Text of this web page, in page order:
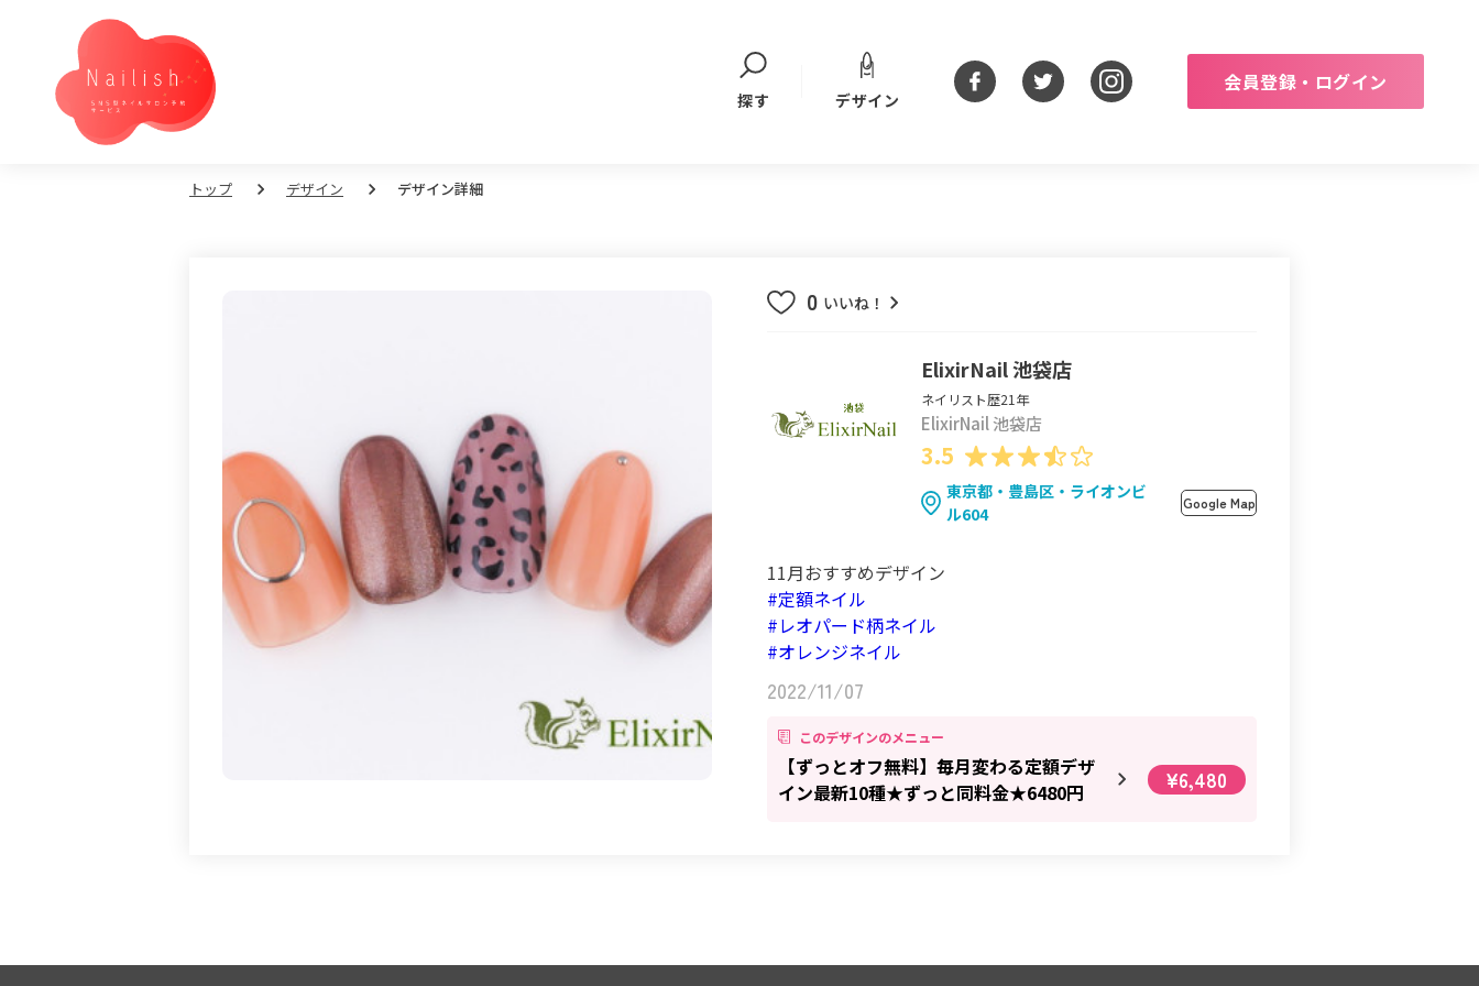
探す デザイン
会員登録・ログイン
トップ デザイン デザイン詳細
0 いいね！
ElixirNail 池袋店
ネイリスト歴21年
ElixirNail 池袋店
3.5
東京都・豊島区・ライオンビ
ル604
Google Map
11月おすすめデザイン
#定額ネイル
#レオパード柄ネイル
#オレンジネイル
2022/11/07
このデザインのメニュー
【ずっとオフ無料】毎月変わる定額デザ
イン最新10種★ずっと同料金★6480円
¥6,480